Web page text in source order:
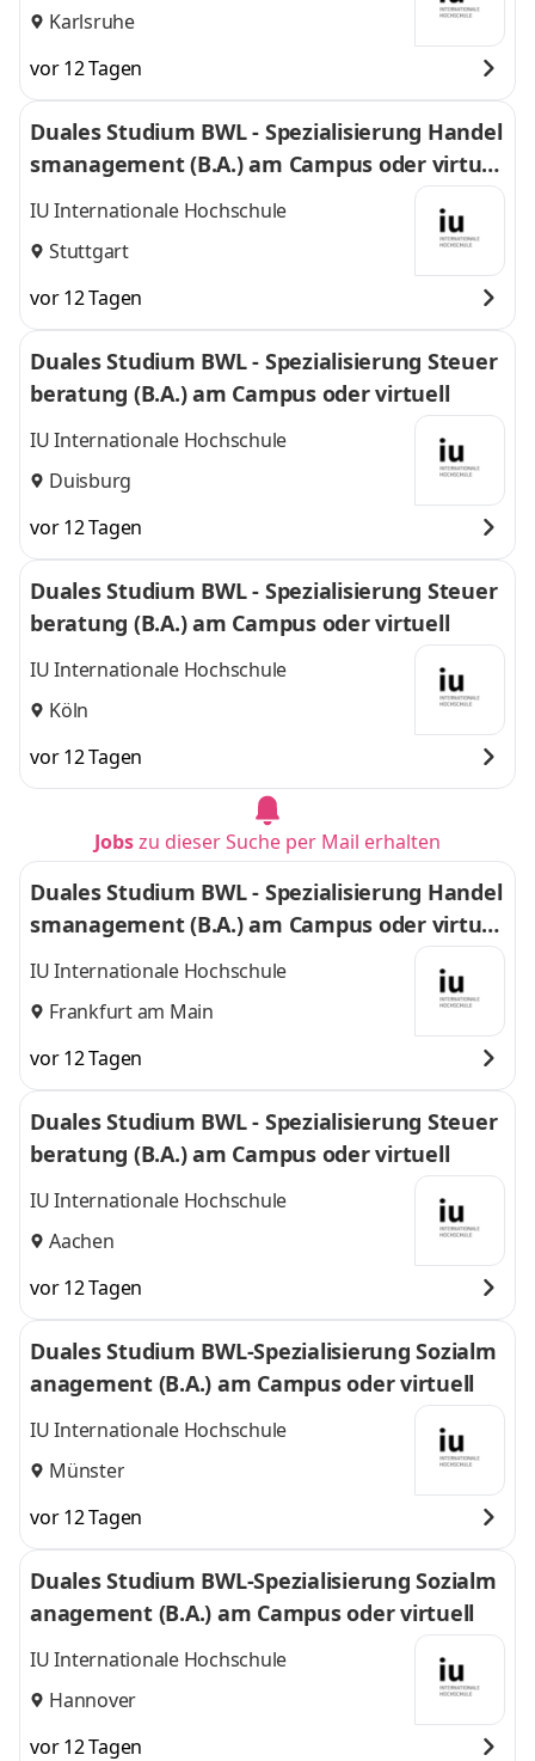
Karlsruhe
vor 12 Tagen
Duales Studium BWL - Spezialisierung Handel
smanagement (B.A.) am Campus oder virtuel
l
IU Internationale Hochschule
Stuttgart
vor 12 Tagen
Duales Studium BWL - Spezialisierung Steuer
beratung (B.A.) am Campus oder virtuell
IU Internationale Hochschule
Duisburg
vor 12 Tagen
Duales Studium BWL - Spezialisierung Steuer
beratung (B.A.) am Campus oder virtuell
IU Internationale Hochschule
Köln
vor 12 Tagen
Jobszu dieser Suche per Mail erhalten
Duales Studium BWL - Spezialisierung Handel
smanagement (B.A.) am Campus oder virtuel
l
IU Internationale Hochschule
Frankfurt am Main
vor 12 Tagen
Duales Studium BWL - Spezialisierung Steuer
beratung (B.A.) am Campus oder virtuell
IU Internationale Hochschule
Aachen
vor 12 Tagen
Duales Studium BWL-Spezialisierung Sozialm
anagement (B.A.) am Campus oder virtuell
IU Internationale Hochschule
Münster
vor 12 Tagen
Duales Studium BWL-Spezialisierung Sozialm
anagement (B.A.) am Campus oder virtuell
IU Internationale Hochschule
Hannover
vor 12 Tagen